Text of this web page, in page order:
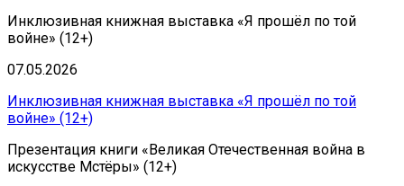
Инклюзивная книжная выставка «Я прошёл по той
войне» (12+)
07.05.2026
Инклюзивная книжная выставка «Я прошёл по той
войне» (12+)
Презентация книги «Великая Отечественная война в
искусстве Мстёры» (12+)